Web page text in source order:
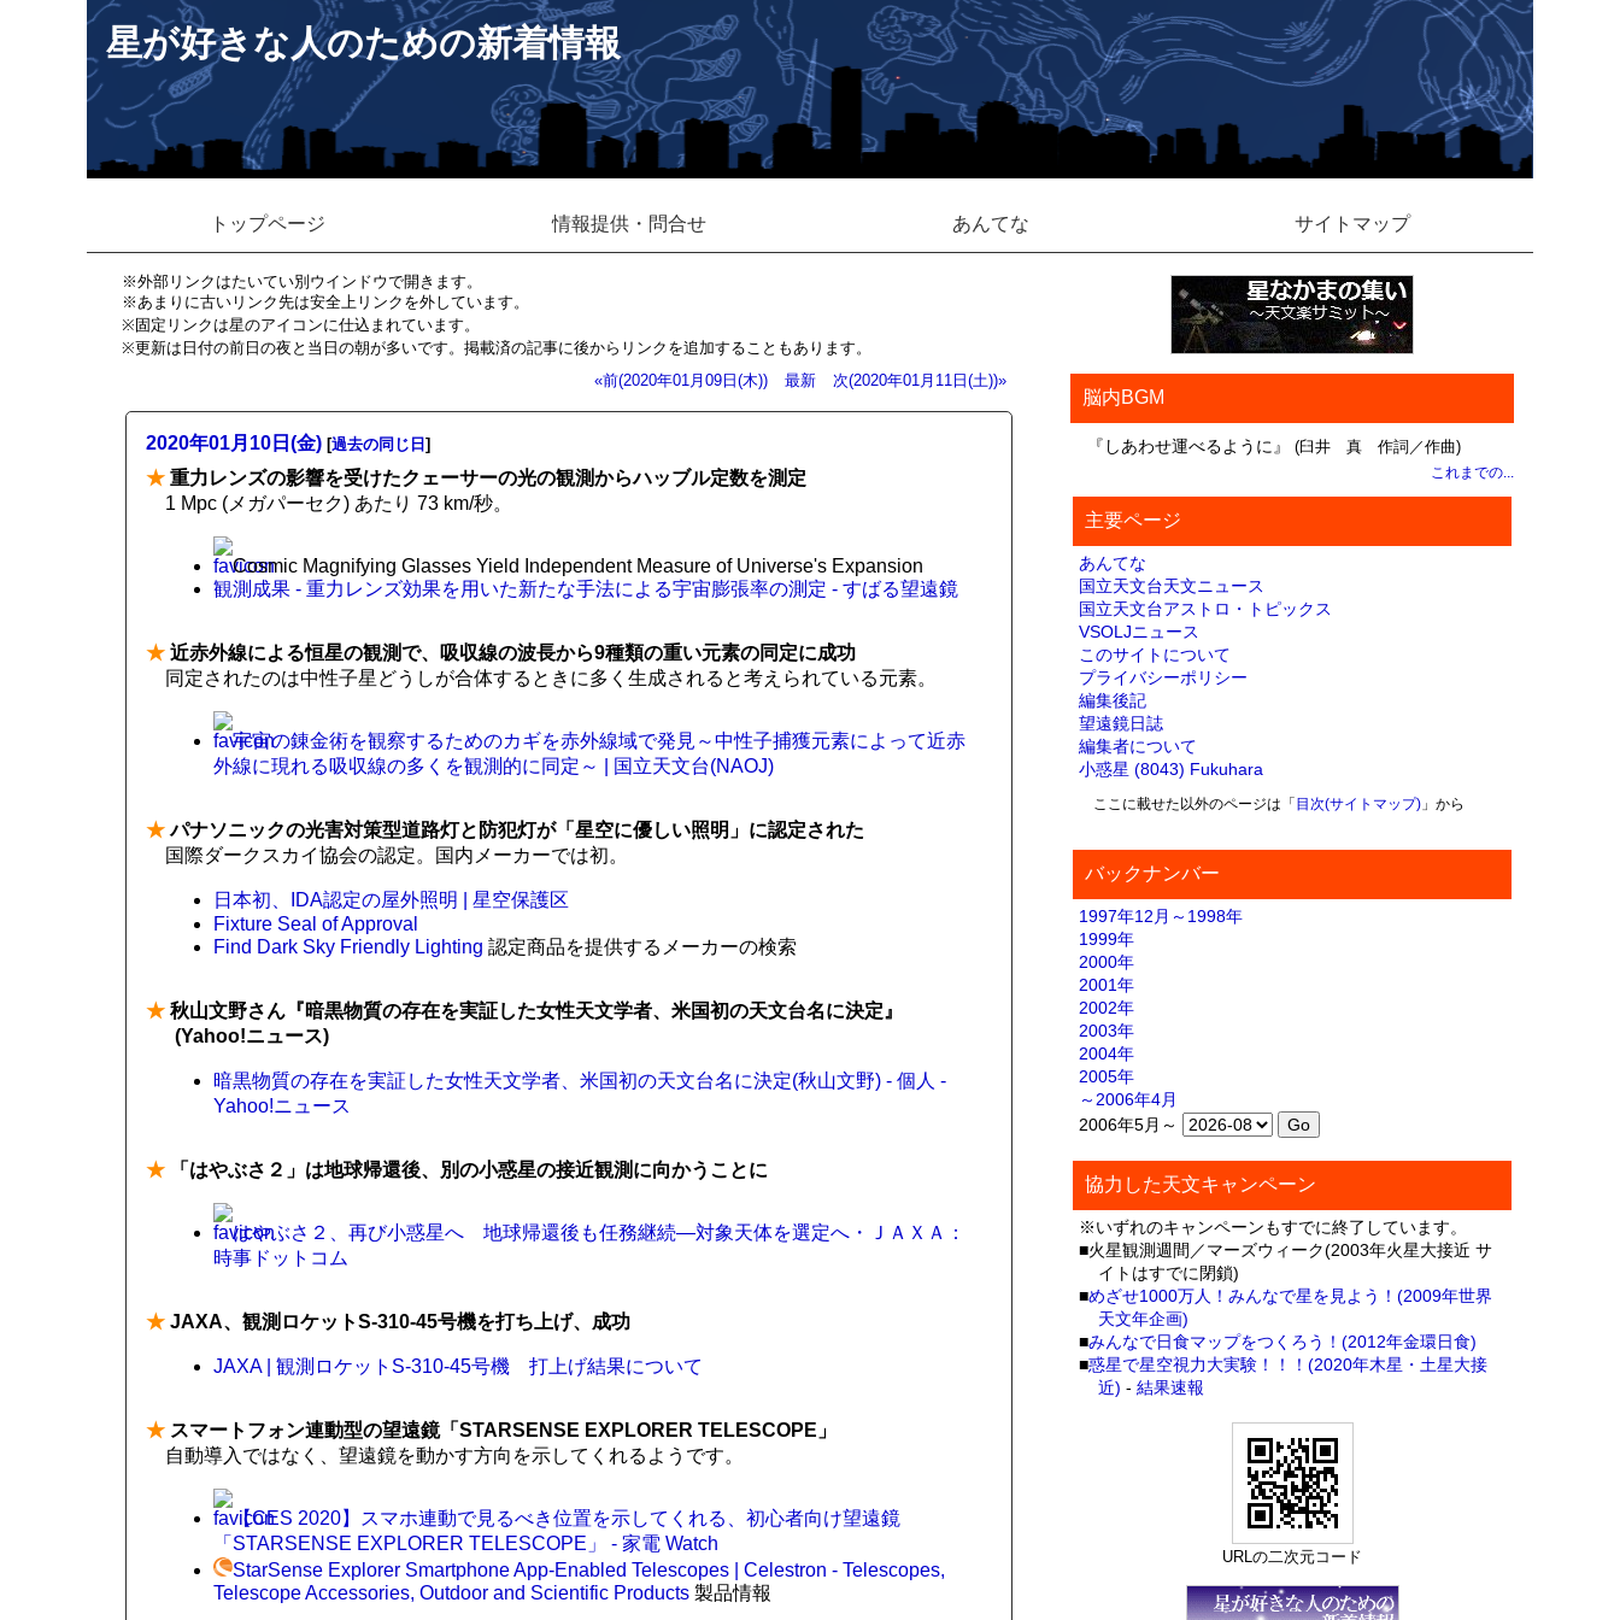
星が好きな人のための新着情報
トップページ 情報提供・問合せ あんてな サイトマップ
※外部リンクはたいてい別ウインドウで開きます。
※あまりに古いリンク先は安全上リンクを外しています。
※固定リンクは星のアイコンに仕込まれています。
※更新は日付の前日の夜と当日の朝が多いです。掲載済の記事に後からリンクを追加することもあります。
«前(2020年01月09日(木))
最新 次(2020年01月11日(土))»
2020年01月10日(金) [過去の同じ日 ]
★ 重力レンズの影響を受けたクェーサーの光の観測からハッブル定数を測定
1 Mpc (メガパーセク) あたり 73 km/秒。
Cosmic Magnifying Glasses Yield Independent Measure of Universe's Expansion
観測成果 - 重力レンズ効果を用いた新たな手法による宇宙膨張率の測定 - すばる望遠鏡
★ 近赤外線による恒星の観測で、吸収線の波長から9種類の重い元素の同定に成功
同定されたのは中性子星どうしが合体するときに多く生成されると考えられている元素。
宇宙の錬金術を観察するためのカギを赤外線域で発見～中性子捕獲元素によって近赤
外線に現れる吸収線の多くを観測的に同定～ | 国立天文台(NAOJ)
★パナソニックの光害対策型道路灯と防犯灯が「星空に優しい照明」に認定された
国際ダークスカイ協会の認定。国内メーカーでは初。
日本初、IDA認定の屋外照明 | 星空保護区
Fixture Seal of Approval
Find Dark Sky Friendly Lighting 認定商品を提供するメーカーの検索
★ 秋山文野さん『暗黒物質の存在を実証した女性天文学者、米国初の天文台名に決定』
(Yahoo!ニュース)
暗黒物質の存在を実証した女性天文学者、米国初の天文台名に決定(秋山文野) - 個人 -
Yahoo!ニュース
★ 「はやぶさ２」は地球帰還後、別の小惑星の接近観測に向かうことに
はやぶさ２、再び小惑星へ 地球帰還後も任務継続―対象天体を選定へ・ＪＡＸＡ：
時事ドットコム
★ JAXA、観測ロケットS-310-45号機を打ち上げ、成功
JAXA | 観測ロケットS-310-45号機 打上げ結果について
★ スマートフォン連動型の望遠鏡「STARSENSE EXPLORER TELESCOPE」
自動導入ではなく、望遠鏡を動かす方向を示してくれるようです。
【CES 2020】スマホ連動で見るべき位置を示してくれる、初心者向け望遠鏡
「STARSENSE EXPLORER TELESCOPE」 - 家電 Watch
StarSense Explorer Smartphone App-Enabled Telescopes | Celestron - Telescopes,
Telescope Accessories, Outdoor and Scientific Products 製品情報
脳内BGM
『しあわせ運べるように』 (臼井 真 作詞／作曲)
これまでの...
主要ページ
あんてな
国立天文台天文ニュース
国立天文台アストロ・トピックス
VSOLJニュース
このサイトについて
プライバシーポリシー
編集後記
望遠鏡日誌
編集者について
小惑星 (8043) Fukuhara
ここに載せた以外のページは「 目次(サイトマップ)」から
バックナンバー
1997年12月～1998年
1999年
2000年
2001年
2002年
2003年
2004年
2005年
～2006年4月
2006年5月～
協力した天文キャンペーン
※いずれのキャンペーンもすでに終了しています。
■火星観測週間／マーズウィーク(2003年火星大接近 サ
イトはすでに閉鎖)
■めざせ1000万人！みんなで星を見よう！(2009年世界
天文年企画)
■みんなで日食マップをつくろう！(2012年金環日食)
■惑星で星空視力大実験！！！(2020年木星・土星大接
近) -結果速報
URLの二次元コード